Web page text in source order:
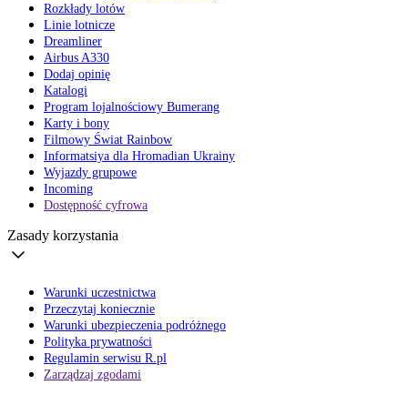
Rozkłady lotów
Linie lotnicze
Dreamliner
Airbus A330
Dodaj opinię
Katalogi
Program lojalnościowy Bumerang
Karty i bony
Filmowy Świat Rainbow
Informatsiya dla Hromadian Ukrainy
Wyjazdy grupowe
Incoming
Dostępność cyfrowa
Zasady korzystania
Warunki uczestnictwa
Przeczytaj koniecznie
Warunki ubezpieczenia podróżnego
Polityka prywatności
Regulamin serwisu R.pl
Zarządzaj zgodami